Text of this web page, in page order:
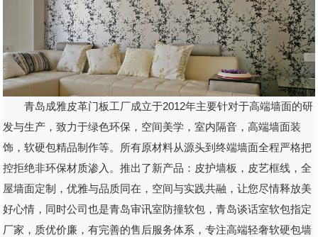
青岛成雅皮革门板工厂成立于2012年主要针对于高端墙面的研
发与生产，致力于绿色环保，空间美学，室内隔音，高端墙面装
饰，软硬包精品制作等。所有原材料从源头到终端墙面全程严格把
控拒绝非环保材质渗入。推出了新产品：皮护墙板，皮艺框线，全
屋墙面定制，优雅与品质同在，空间与实践共融，让您尽情释放美
好心情，同时公司也是青岛审讯室防撞软包，青岛谈话室软包指定
厂家，质优价廉，有完善的售后服务体系，专注高端轻奢软硬包墙